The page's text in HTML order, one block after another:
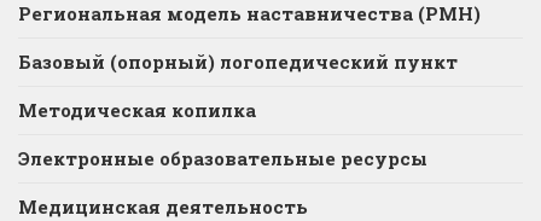
Региональная модель наставничества (РМН)
Базовый (опорный) логопедический пункт
Методическая копилка
Электронные образовательные ресурсы
Медицинская деятельность